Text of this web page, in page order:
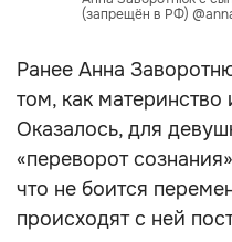
(запрещён в РФ)
Ранее Анна
том, как
Оказалось, для
«переворот
что не боится
происходят с ней